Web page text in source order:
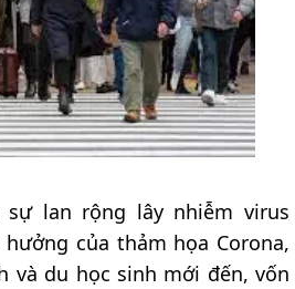
sự lan rộng lây nhiễm virus
của thảm họa Corona,
và du học sinh mới đến, vốn